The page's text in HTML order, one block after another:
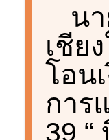
น
เชีย
โอน
การ
39